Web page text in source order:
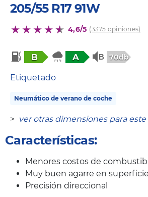
205/55 R17 91W
4,6/5 (3375 opiniones)
B A 70db
Etiquetado
Neumático de verano de coche
> ver otras dimensiones para
Características:
Menores costos de
Muy buen agarre en
Precisión direccional